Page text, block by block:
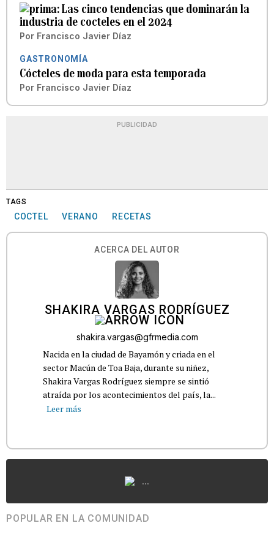
Las cinco tendencias que dominarán la
industria de cocteles en el 2024
Por Francisco Javier Díaz
GASTRONOMÍA
Cócteles de moda para esta temporada
Por Francisco Javier Díaz
PUBLICIDAD
TAGS
COCTEL VERANO RECETAS
ACERCA DEL AUTOR
SHAKIRA VARGAS RODRÍGUEZ
shakira.vargas@gfrmedia.com
Nacida en la ciudad de Bayamón y criada en el
sector Macún de Toa Baja, durante su niñez,
Shakira Vargas Rodríguez siempre se sintió
atraída por los acontecimientos del país, la...
Leer más
...
POPULAR EN LA COMUNIDAD